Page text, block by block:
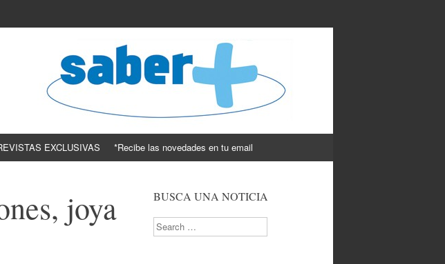
EXCLUSIVAS *Recibe las novedades en tu email
joya
BUSCA UNA NOTICIA
Search